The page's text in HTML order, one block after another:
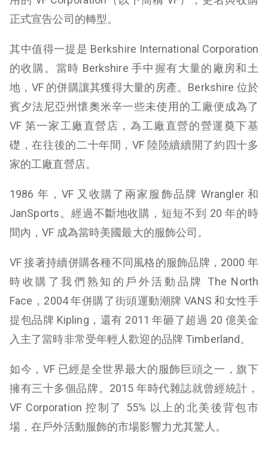
正式宣告公司的轉型。
其中值得一提是 Berkshire International Corporation
的收購。當時 Berkshire 手中握有大量的廠房和土
地，VF 的併購讓其獲得大量的房產。Berkshire 位於
賓夕法尼亞州懷奧米辛一些未使用的工廠便成為了
VF 第一家工廠直營店，為工廠直營的營運奠下基
礎，在往後的二十年間，VF 陸陸續續開了約四十多
家的工廠直營店。
1986 年，VF 又收購了兩家服飾品牌 Wrangler 和
JanSports。經過不斷地收購，短短不到 20 年的時
間內，VF 成為當時美國最大的服飾公司。
VF 接著持續併購各種不同風格的服飾品牌，2000 年
時收購了我們熟知的戶外活動品牌 The North
Face，2004 年併購了街頭運動潮牌 VANS 和女性手
提包品牌 Kipling，還有 2011 年砸了超過 20 億美金
入主了當時非常受年輕人歡迎的品牌 Timberland。
如今，VF 已經是全世界最大的服飾巨頭之一，旗下
擁有三十多個品牌。2015 年時代雜誌就曾經統計，
VF Corporation 控制了 55% 以上的北美後背包市
場，在戶外活動服飾的市場影響力尤其驚人。